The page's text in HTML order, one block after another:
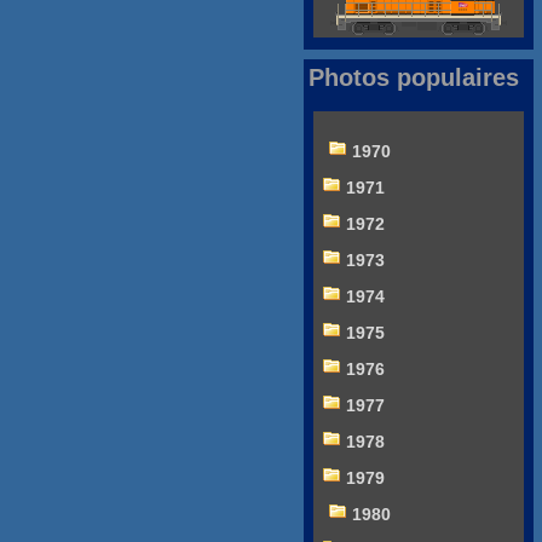
Photos populaires
1970
1971
1972
1973
1974
1975
1976
1977
1978
1979
1980